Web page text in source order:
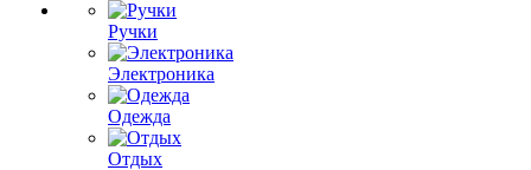
Ручки
Электроника
Одежда
Отдых